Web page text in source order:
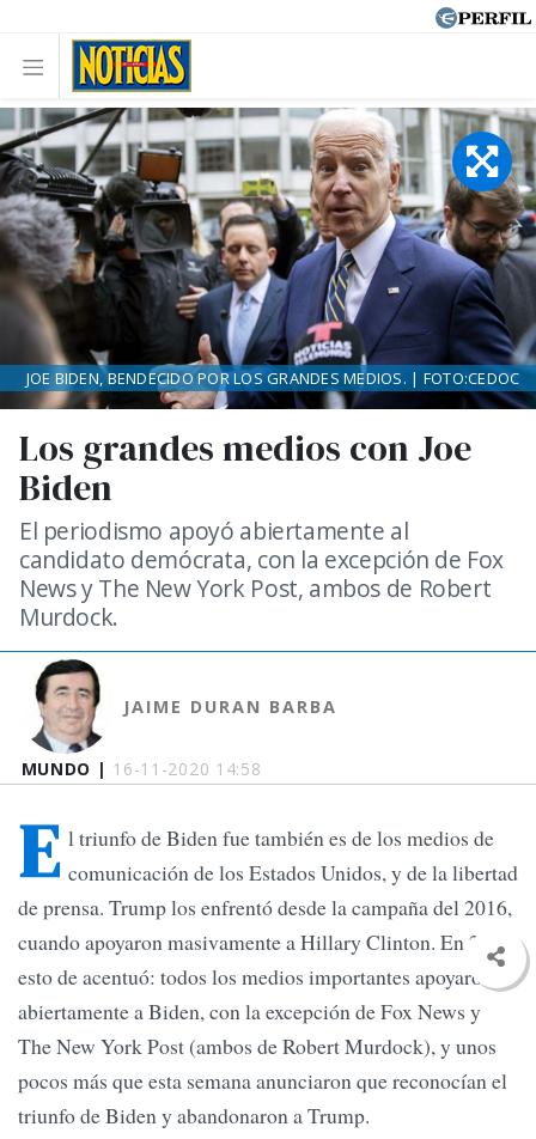
MUNDO | 16-11-2020 14:58
Los grandes medios con Joe
Biden
El periodismo apoyó abiertamente al
candidato demócrata, con la excepción de Fox
News y The New York Post, ambos de Robert
Murdock.
JAIME DURAN BARBA
JOE BIDEN, BENDECIDO POR LOS GRANDES MEDIOS. | FOTO:CEDOC
E l triunfo de Biden fue también es de los medios de
comunicación de los Estados Unidos, y de la libertad
de prensa. Trump los enfrentó desde la campaña del 2016,
cuando apoyaron masivamente a Hillary Clinton. En 2020
esto de acentuó: todos los medios importantes apoyaron
abiertamente a Biden, con la excepción de Fox News y
The New York Post (ambos de Robert Murdock), y unos
pocos más que esta semana anunciaron que reconocían el
triunfo de Biden y abandonaron a Trump.